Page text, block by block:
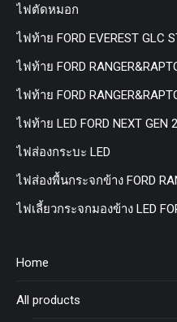
ไฟตัดหมอก
ไฟท้าย FORD EVEREST GLC
ไฟท้าย FORD
ไฟท้าย FORD
ไฟท้าย LED FORD NEXT GEN
ไฟส่องกระบะ LED
ไฟส่องพื้นกระจกข้าง FORD
ไฟเลี้ยวกระจกมองข้าง LED
Home
All products